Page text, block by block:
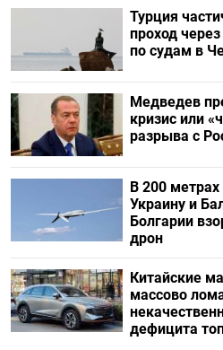
Турция
проход
по судам в
Медведев
кризис или
разрыва с
В 200
Украину и
Болгарии
дрон
Китайские
массово
дефицита